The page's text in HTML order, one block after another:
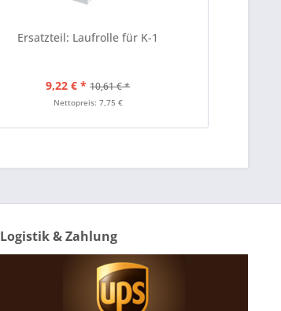
Ersatzteil: Laufrolle für K-1
9,22 € * 10,61 € *
Nettopreis: 7,75 €
Logistik & Zahlung